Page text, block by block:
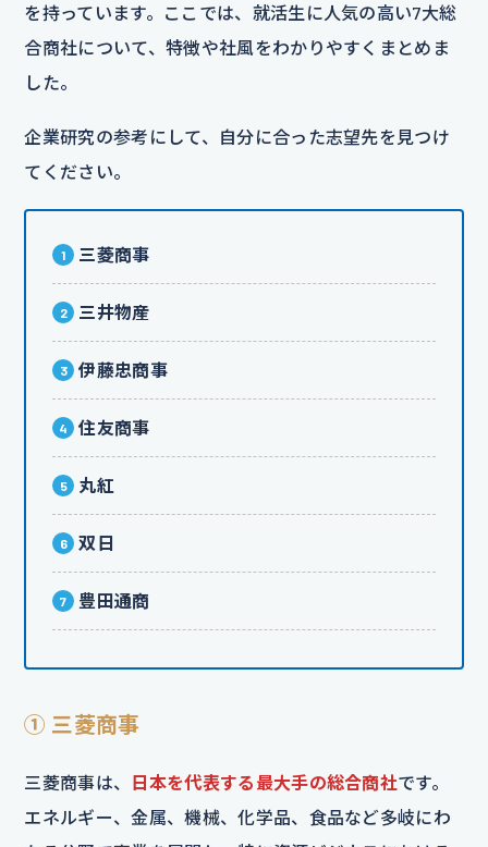
を持っています。ここでは、就活生に人気の高い7大総
合商社について、特徴や社風をわかりやすくまとめま
した。
企業研究の参考にして、自分に合った志望先を見つけ
てください。
三菱商事
三井物産
伊藤忠商事
住友商事
丸紅
双日
豊田通商
① 三菱商事
三菱商事は、 日本を代表する最大手の総合商社です。
エネルギー、金属、機械、化学品、食品など多岐にわ